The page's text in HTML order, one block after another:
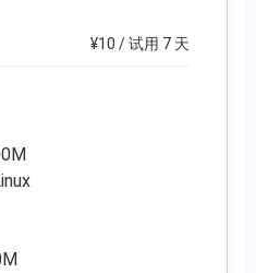
¥10 / 试用 7 天